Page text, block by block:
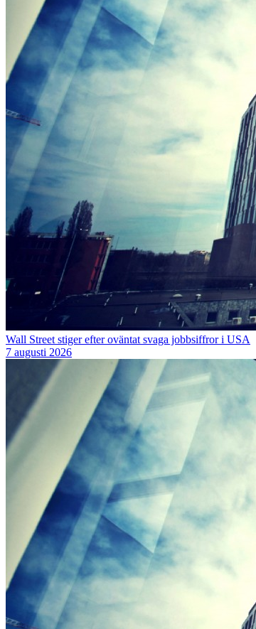
Wall Street stiger efter oväntat svaga jobbsiffror i USA
7 augusti 2026